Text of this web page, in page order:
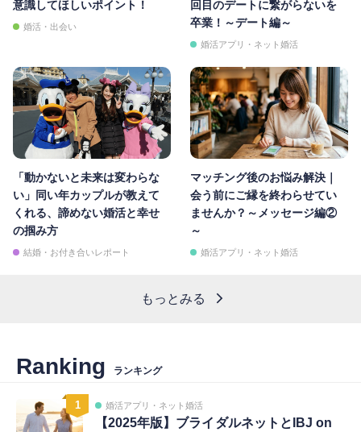
意識してほしいポイント！
婚活・出会い
回目のデートに繋がらないを
卒業！～デート編～
婚活アプリ・ネット婚活
「動かないと未来は変わらな
い」同い年カップルが教えて
くれる、諦めない婚活と幸せ
の掴み方
結婚・お付き合いレポート
マッチング後のお悩み解決｜
会う前にご縁を終わらせてい
ませんか？～メッセージ編②
～
婚活アプリ・ネット婚活
もっとみる
Ranking ランキング
1 婚活アプリ・ネット婚活
【2025年版】ブライダルネットとIBJ on